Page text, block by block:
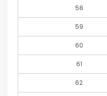
58
59
60
61
62